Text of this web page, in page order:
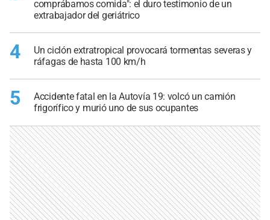
comprábamos comida": el duro testimonio de un
extrabajador del geriátrico
4
Un ciclón extratropical provocará tormentas severas y
ráfagas de hasta 100 km/h
5
Accidente fatal en la Autovía 19: volcó un camión
frigorífico y murió uno de sus ocupantes